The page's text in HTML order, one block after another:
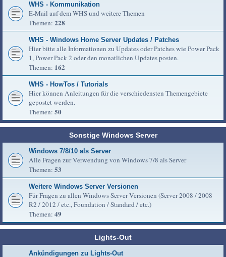
WHS - Kommunikation
E-Mail auf dem WHS und weitere Themen
Themen: 228
WHS - Windows Home Server Updates / Patches
Hier bitte alle Informationen zu Updates oder Patches wie Power Pack
1, Power Pack 2 oder den monatlichen Updates posten.
Themen: 162
WHS - HowTos / Tutorials
Hier können Anleitungen für die verschiedensten Themengebiete
gepostet werden.
Themen: 50
Sonstige Windows Server
Windows 7/8/10 als Server
Alle Fragen zur Verwendung von Windows 7/8 als Server
Themen: 53
Weitere Windows Server Versionen
Für Fragen zu allen Windows Server Versionen (Server 2008 / 2008
R2 / 2012 / etc., Foundation / Standard / etc.)
Themen: 49
Lights-Out
Ankündigungen zu Lights-Out